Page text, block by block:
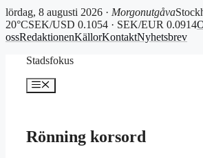
lördag, 8 augusti 2026 · Morgonutgåva
20°CSEK/USD 0.1054 · SEK/EUR 0.0914
ossRedaktionenKällorKontaktNyhetsbrev
Stadsfokus
Meny
Rönning korsord